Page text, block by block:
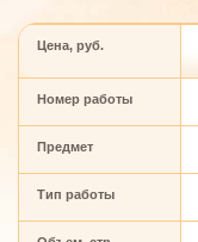
Цена, руб.
Номер работы
Предмет
Тип работы